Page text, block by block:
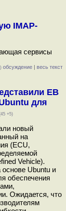
IMAP-
сервисы
обсуждение | весь текст
EB
для
+5)
новый
на
(ECU,
Vehicle).
основе Ubuntu и
обеспечения
Ожидается, что